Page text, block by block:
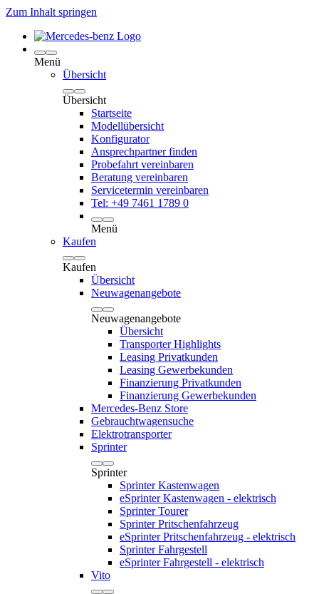
Zum Inhalt springen
Menü
Übersicht
Übersicht
Startseite
Modellübersicht
Konfigurator
Ansprechpartner finden
Probefahrt vereinbaren
Beratung vereinbaren
Servicetermin vereinbaren
Tel: +49 7461 1789 0
Menü
Kaufen
Kaufen
Übersicht
Neuwagenangebote
Neuwagenangebote
Übersicht
Transporter Highlights
Leasing Privatkunden
Leasing Gewerbekunden
Finanzierung Privatkunden
Finanzierung Gewerbekunden
Mercedes-Benz Store
Gebrauchtwagensuche
Elektrotransporter
Sprinter
Sprinter
Sprinter Kastenwagen
eSprinter Kastenwagen - elektrisch
Sprinter Tourer
Sprinter Pritschenfahrzeug
eSprinter Pritschenfahrzeug - elektrisch
Sprinter Fahrgestell
eSprinter Fahrgestell - elektrisch
Vito